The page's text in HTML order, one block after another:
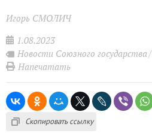
Игорь СМОЛИЧ
1.08.2023
Новости Союзного государства
Напечатать
Скопировать ссылку